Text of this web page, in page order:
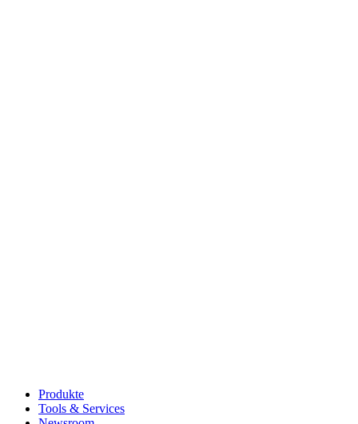
Produkte
Tools & Services